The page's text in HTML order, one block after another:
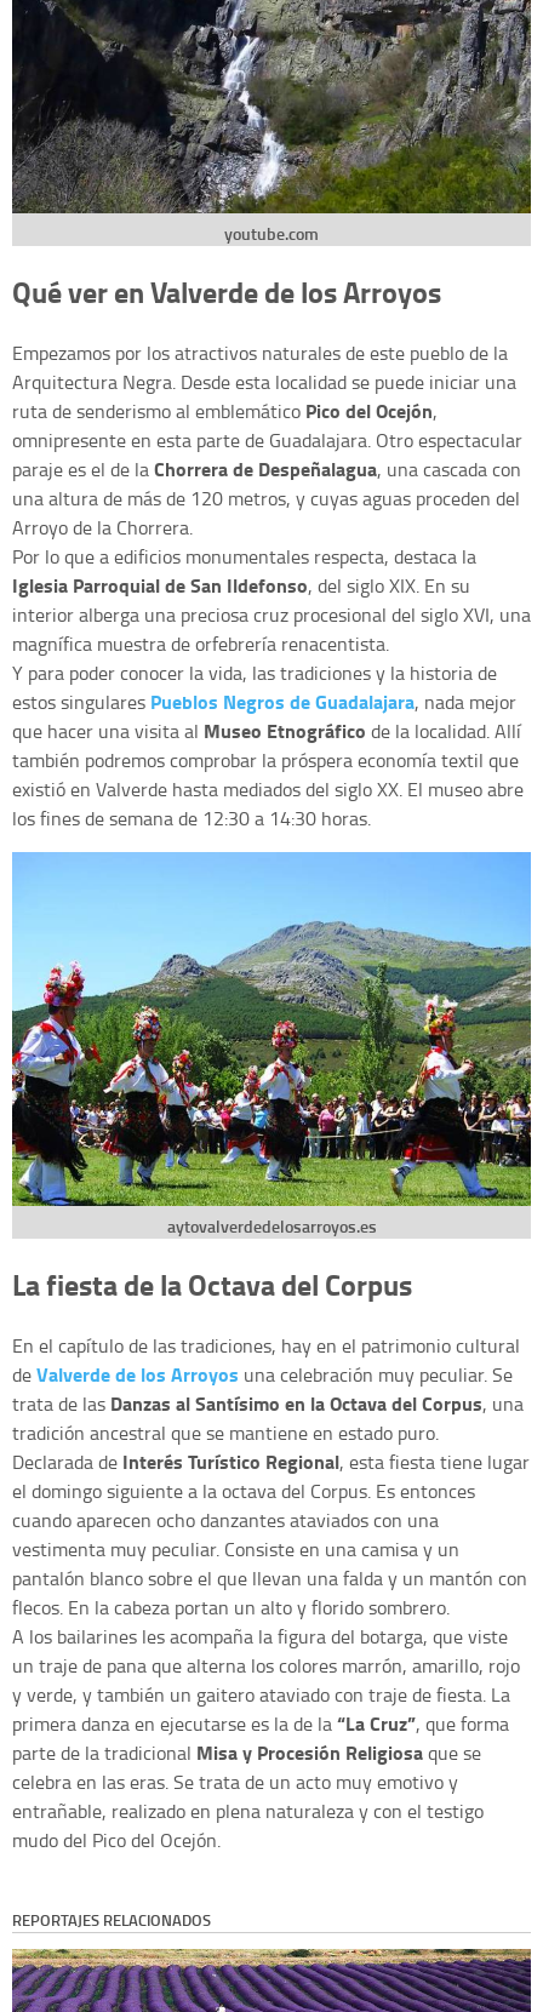
youtube.com
Qué ver en Valverde de los Arroyos
Empezamos por los atractivos naturales de este pueblo de la
Arquitectura Negra. Desde esta localidad se puede iniciar una
ruta de senderismo al emblemático Pico del Ocejón,
omnipresente en esta parte de Guadalajara. Otro espectacular
paraje es el de laChorrera de Despeñalagua, una cascada con
una altura de más de 120 metros, y cuyas aguas proceden del
Arroyo de la Chorrera.
Por lo que a edificios monumentales respecta, destaca la
Iglesia Parroquial de San Ildefonso, del siglo XIX. En su
interior alberga una preciosa cruz procesional del siglo XVI, una
magnífica muestra de orfebrería renacentista.
Y para poder conocer la vida, las tradiciones y la historia de
estos singulares Pueblos Negros de Guadalajara, nada mejor
que hacer una visita al Museo Etnográfico de la localidad. Allí
también podremos comprobar la próspera economía textil que
existió en Valverde hasta mediados del siglo XX. El museo abre
los fines de semana de 12:30 a 14:30 horas.
aytovalverdedelosarroyos.es
La fiesta de la Octava del Corpus
En el capítulo de las tradiciones, hay en el patrimonio cultural
deValverde de los Arroyos una celebración muy peculiar. Se
trata de las Danzas al Santísimo en la Octava del Corpus, una
tradición ancestral que se mantiene en estado puro.
Declarada de Interés Turístico Regional, esta fiesta tiene lugar
el domingo siguiente a la octava del Corpus. Es entonces
cuando aparecen ocho danzantes ataviados con una
vestimenta muy peculiar. Consiste en una camisa y un
pantalón blanco sobre el que llevan una falda y un mantón con
flecos. En la cabeza portan un alto y florido sombrero.
A los bailarines les acompaña la figura del botarga, que viste
un traje de pana que alterna los colores marrón, amarillo, rojo
y verde, y también un gaitero ataviado con traje de fiesta. La
primera danza en ejecutarse es la de la“La Cruz”, que forma
parte de la tradicional Misa y Procesión Religiosaque se
celebra en las eras. Se trata de un acto muy emotivo y
entrañable, realizado en plena naturaleza y con el testigo
mudo del Pico del Ocejón.
REPORTAJES RELACIONADOS